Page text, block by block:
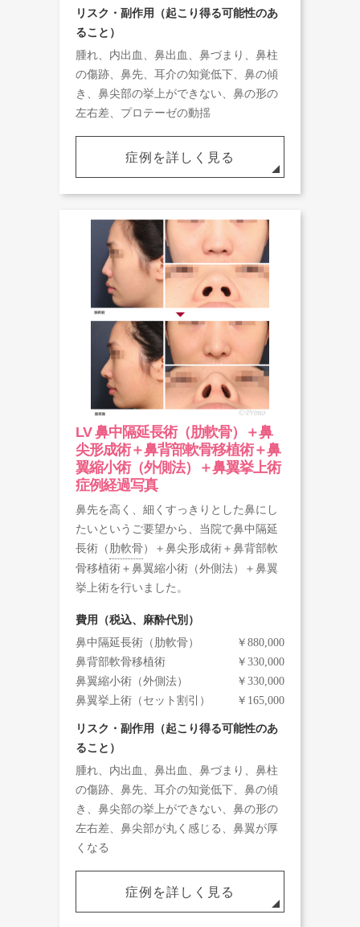
リスク・副作用（起こり得る可能性のあ
ること）
腫れ、内出血、鼻出血、鼻づまり、鼻柱
の傷跡、鼻先、耳介の知覚低下、鼻の傾
き、鼻尖部の挙上ができない、鼻の形の
左右差、プロテーゼの動揺
症例を詳しく見る
LV 鼻中隔延長術（肋軟骨）＋鼻
尖形成術＋鼻背部軟骨移植術＋鼻
翼縮小術（外側法）＋鼻翼挙上術
症例経過写真
鼻先を高く、細くすっきりとした鼻にし
たいというご要望から、当院で鼻中隔延
長術（ 肋軟骨）＋鼻尖形成術＋鼻背部軟
骨移植術＋鼻翼縮小術（外側法）＋鼻翼
挙上術を行いました。
費用（税込、麻酔代別）
鼻中隔延長術（肋軟骨）
￥880,000
鼻背部軟骨移植術
￥330,000
鼻翼縮小術（外側法）
￥330,000
鼻翼挙上術（セット割引）
￥165,000
リスク・副作用（起こり得る可能性のあ
ること）
腫れ、内出血、鼻出血、鼻づまり、鼻柱
の傷跡、鼻先、耳介の知覚低下、鼻の傾
き、鼻尖部の挙上ができない、鼻の形の
左右差、鼻尖部が丸く感じる、鼻翼が厚
くなる
症例を詳しく見る